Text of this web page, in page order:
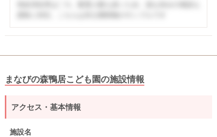
まなびの森鴨居こども園の施設情報
アクセス・基本情報
施設名